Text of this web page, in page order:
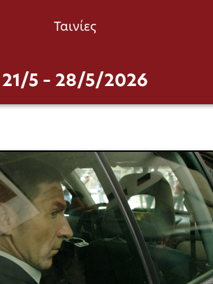
Ταινίες
21/5 – 28/5/2026